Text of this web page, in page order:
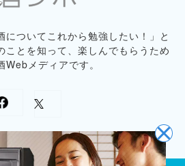
についてこれから勉強したい！」と
ことを知って、楽しんでもらうため
メディアです。